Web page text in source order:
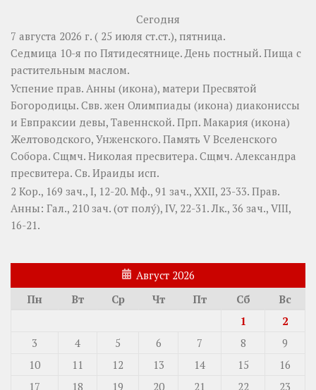
Сегодня
7 августа 2026 г. ( 25 июля ст.ст.), пятница.
Седмица 10-я по Пятидесятнице. День постный. Пища с
растительным маслом.
Успение прав. Анны (икона), матери Пресвятой
Богородицы. Свв. жен Олимпиады (икона) диакониссы
и Евпраксии девы, Тавеннской. Прп. Макария (икона)
Желтоводского, Унженского. Память V Вселенского
Собора. Сщмч. Николая пресвитера. Сщмч. Александра
пресвитера. Св. Ираиды исп.
2 Кор., 169 зач., I, 12-20. Мф., 91 зач., XXII, 23-33. Прав.
Анны: Гал., 210 зач. (от полу́), IV, 22-31. Лк., 36 зач., VIII,
16-21.
Август 2026
Пн
Вт Ср Чт Пт Сб
Вс
1
2
3
4 5 6 7 8
9
10
11 12 13 14 15
16
17
18 19 20 21 22
23